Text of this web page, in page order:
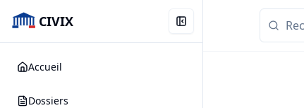
CIVIX
Accueil
Dossiers